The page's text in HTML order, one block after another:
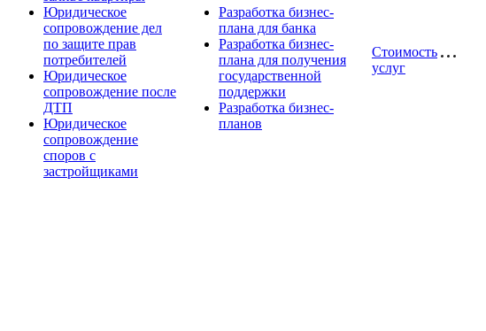
Юридическое
сопровождение дел
по защите прав
потребителей
Юридическое
сопровождение после
ДТП
Юридическое
сопровождение
споров с
застройщиками
Разработка бизнес-
плана для банка
Разработка бизнес-
плана для получения
государственной
поддержки
Разработка бизнес-
планов
Стоимость
услуг